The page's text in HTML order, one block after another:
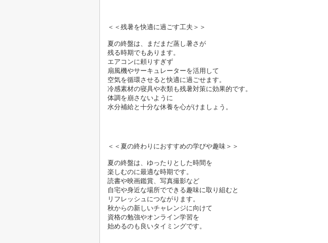
＜＜残暑を快適に過ごす工夫＞＞
夏の終盤は、まだまだ蒸し暑さが
残る時期でもあります。
エアコンに頼りすぎず
扇風機やサーキュレーターを活用して
空気を循環させると快適に過ごせます。
冷感素材の寝具や衣類も残暑対策に効果的です。
体調を崩さないように
水分補給と十分な休養を心がけましょう。
＜＜夏の終わりにおすすめの学びや趣味＞＞
夏の終盤は、ゆったりとした時間を
楽しむのに最適な時期です。
読書や映画鑑賞、写真撮影など
自宅や身近な場所でできる趣味に取り組むと
リフレッシュにつながります。
秋からの新しいチャレンジに向けて
資格の勉強やオンライン学習を
始めるのも良いタイミングです。